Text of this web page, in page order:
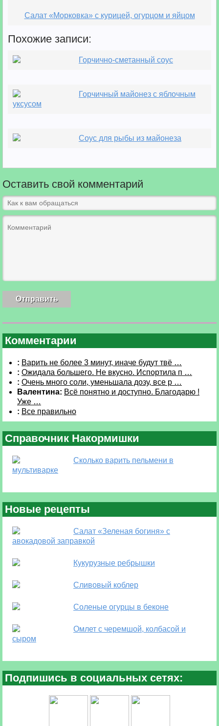
Салат «Морковка» с курицей, огурцом и яйцом
Похожие записи:
Горчично-сметанный соус
Горчичный майонез с яблочным
уксусом
Соус для рыбы из майонеза
Оставить свой комментарий
Комментарии
: Варить не более 3 минут, иначе будут твё …
: Ожидала большего. Не вкусно. Испортила п …
: Очень много соли, уменьшала дозу, все р …
Валентина: Всё понятно и доступно. Благодарю !
Уже …
: Все правильно
Справочник Накормишки
Сколько варить пельмени в
мультиварке
Новые рецепты
Салат «Зеленая богиня» с
авокадовой заправкой
Кукурузные ребрышки
Сливовый коблер
Соленые огурцы в беконе
Омлет с черемшой, колбасой и
сыром
Подпишись в социальных сетях: